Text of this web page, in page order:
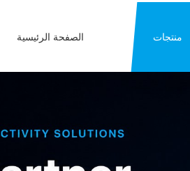
الصفحة الرئيسية منتجات